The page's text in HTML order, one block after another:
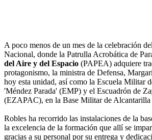
A poco menos de un mes de la celebración
Nacional, donde la Patrulla Acrobática de
del Aire y del Espacio (PAPEA) adquiere
protagonismo, la ministra de Defensa,
hoy esta unidad, así como la Escuela Militar
'Méndez Parada' (EMP) y el Escuadrón de
(EZAPAC), en la Base Militar de
Robles ha recorrido las instalaciones de la
la excelencia de la formación que allí se
gracias a su personal por su entrega y